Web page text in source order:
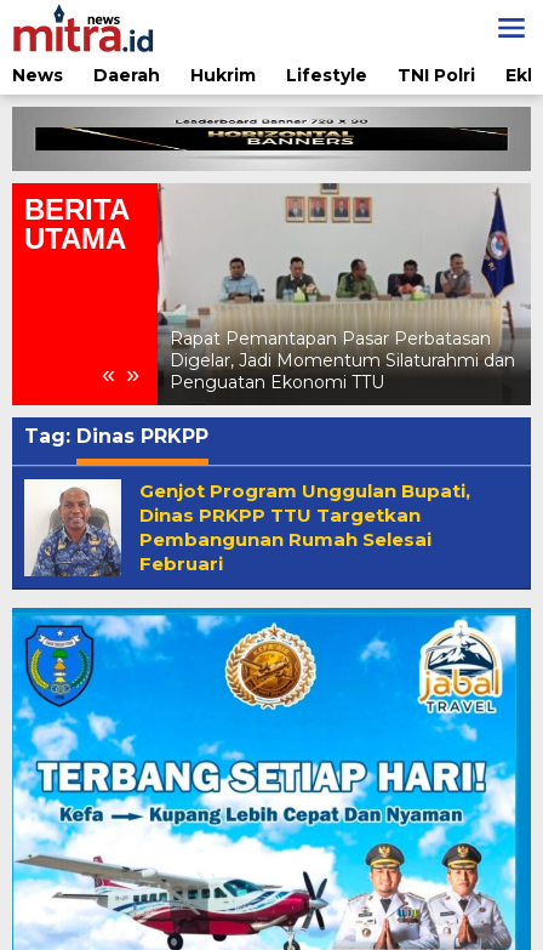
Lewati
ke
konten
News
Daerah Hukrim Lifestyle TNI Polri
BERITA
UTAMA
« »
Pasar Perbatasan
Silaturahmi dan
TTU
Pertamina Edukasi
Aman di Jambore Daerah
NTT 2026
Tag: Dinas PRKPP
Genjot Program Unggulan Bupati,
Dinas PRKPP TTU Targetkan
Pembangunan Rumah Selesai
Februari